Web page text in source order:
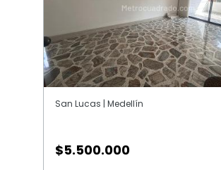
San Lucas | Medellín
$5.500.000